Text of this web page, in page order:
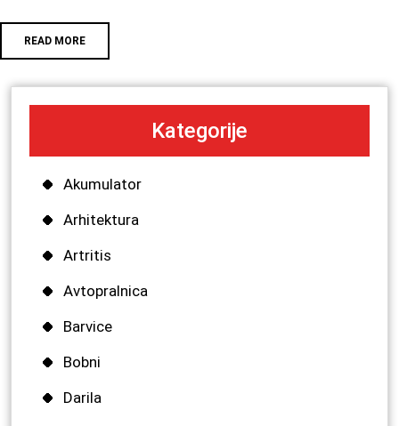
READ MORE
Kategorije
Akumulator
Arhitektura
Artritis
Avtopralnica
Barvice
Bobni
Darila